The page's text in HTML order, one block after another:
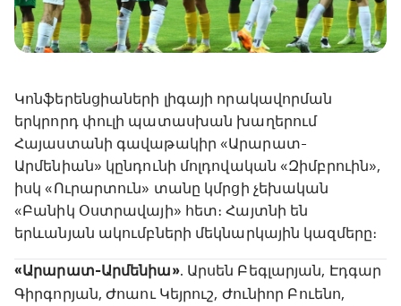
Կոնֆերենցիաների լիգայի որակավորման
երկրորդ փուլի պատասխան խաղերում
Հայաստանի գավաթակիր «Արարատ-
Արմենիան» կընդունի մոլդովական «Զիմբրուին»,
իսկ «Ուրարտուն» տանը կմրցի չեխական
«Բանիկ Օստրավայի» հետ։ Հայտնի են
երևանյան ակումբների մեկնարկային կազմերը։
«Արարատ-Արմենիա». Արսեն Բեգլարյան, Էդգար
Գիրգորյան, Ժոաու Կեյրուշ, Ժունիոր Բուենո,